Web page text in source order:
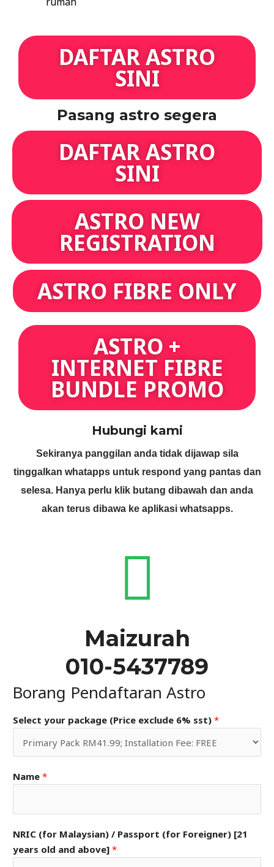
DAFTAR ASTRO
SINI
Pasang astro segera
DAFTAR ASTRO
SINI
ASTRO NEW
REGISTRATION
ASTRO FIBRE ONLY
ASTRO +
INTERNET FIBRE
BUNDLE PROMO
Hubungi kami
Sekiranya panggilan anda tidak dijawap sila
tinggalkan whatapps untuk respond yang pantas dan
selesa. Hanya perlu klik butang dibawah dan anda
akan terus dibawa ke aplikasi whatsapps.
Maizurah
010-5437789
Borang Pendaftaran Astro
Select your package (Price exclude 6% sst) *
Name *
NRIC (for Malaysian) / Passport (for Foreigner) [21
years old and above] *